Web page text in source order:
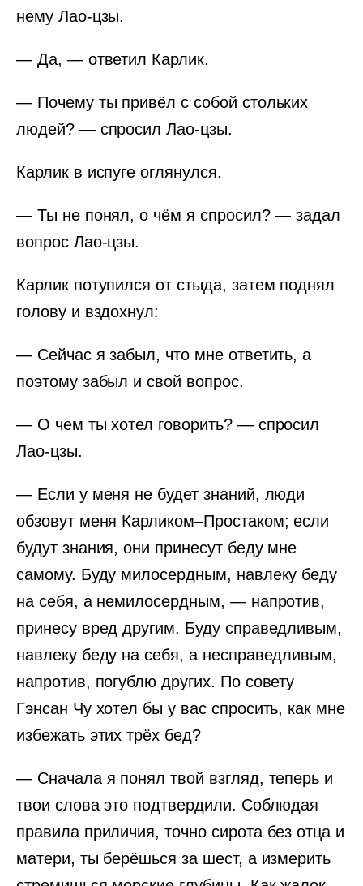
нему Лао-цзы.
— Да, — ответил Карлик.
— Почему ты привёл с собой стольких
людей? — спросил Лао-цзы.
Карлик в испуге оглянулся.
— Ты не понял, о чём я спросил? — задал
вопрос Лао-цзы.
Карлик потупился от стыда, затем поднял
голову и вздохнул:
— Сейчас я забыл, что мне ответить, а
поэтому забыл и свой вопрос.
— О чем ты хотел говорить? — спросил
Лао-цзы.
— Если у меня не будет знаний, люди
обзовут меня Карликом–Простаком; если
будут знания, они принесут беду мне
самому. Буду милосердным, навлеку беду
на себя, а немилосердным, — напротив,
принесу вред другим. Буду справедливым,
навлеку беду на себя, а несправедливым,
напротив, погублю других. По совету
Гэнсан Чу хотел бы у вас спросить, как мне
избежать этих трёх бед?
— Сначала я понял твой взгляд, теперь и
твои слова это подтвердили. Соблюдая
правила приличия, точно сирота без отца и
матери, ты берёшься за шест, а измерить